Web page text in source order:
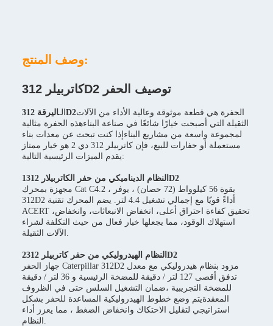
وصف المنتج:
كاتربيلر 312D2 توصيف الحفر
الـ اليرقة 312D2الحفرة هي قطعة موثوقة وعالية الأداء من الآلات
الثقيلة التي أصبحت خيارًا شائعًا في صناعة البناءهذه الحفرة مثالية
لمجموعة واسعة من مشاريع البناءإذا كنت تبحث عن معدات بناء
مستعملة أو حفارات للبيع، فإن كاتربيلر 312 دي 2 هو خيار ممتاز
يقدم الميزات الرئيسية التالية:
1النظام الديناميكي من حفر الكاتربيلار 312D2
مجهزة بمحرك Cat C4.2 ، بقوة 56 كيلوواط (72 حصان) ، يوفر
312D2 أداءً قويًا مع إجمالي تشغيل 4.4 لتر. يضم المحرك تقنية
ACERT ،تحقيق كفاءة احتراق أعلى، انخفاض الانبعاثات، وانخفاض
استهلاك الوقود، مما يجعلها خيار فعال من حيث التكلفة لشراء
الآلات الثقيلة.
2النظام الهيدروليكي من حفر كاتربيلر 312D2
جهاز الحفر Caterpillar 312D2 مزود بنظام هيدروليكي مع معدل
تدفق أقصى 127 لتر / دقيقة للمضخة الرئيسية و 36 لتر / دقيقة
للمضخة التجريبية ،ضمان التشغيل السلس حتى في الظروف
المعقدةيتم وضع خطوط الهيدروليكية المساعدة للحفر بشكل
استراتيجي لتقليل الاحتكاك وانخفاض الضغط ، مما يعزز أداء
النظام.